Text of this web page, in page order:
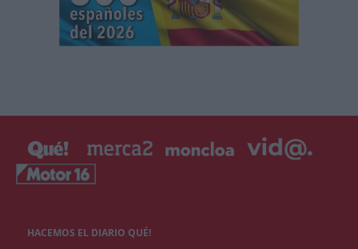
HACEMOS EL DIARIO QUÉ!